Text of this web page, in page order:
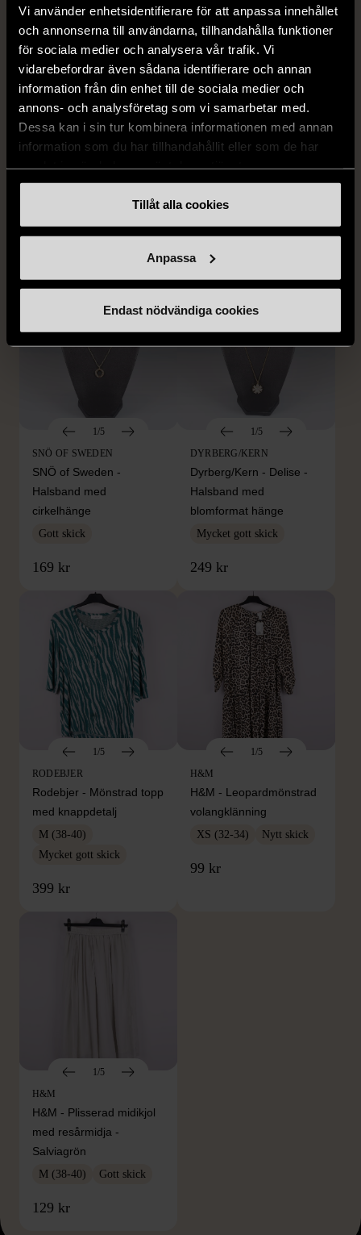
Vi använder enhetsidentifierare för att anpassa innehållet
och annonserna till användarna, tillhandahålla funktioner
för sociala medier och analysera vår trafik. Vi
vidarebefordrar även sådana identifierare och annan
information från din enhet till de sociala medier och
annons- och analysföretag som vi samarbetar med.
Dessa kan i sin tur kombinera informationen med annan
information som du har tillhandahållit eller som de har
Tillåt alla cookies
Anpassa
Endast nödvändiga cookies
1/5
& OTHER STORIES
& Other Stories -
Klassiska raka byxor
linneblandning
1/5
EDBLAD
Edblad - Glow - Armband
Mycket gott skick
129 kr
1/5
SNÖ OF SWEDEN
SNÖ of Sweden -
Halsband med
cirkelhänge
Gott skick
169 kr
1/5
DYRBERG/KERN
Dyrberg/Kern - Delise -
Halsband med
blomformat hänge
Mycket gott skick
249 kr
1/5
RODEBJER
Rodebjer - Mönstrad topp
med knappdetalj
M (38-40)
Mycket gott skick
399 kr
1/5
H&M
H&M - Leopardmönstrad
volangklänning
XS (32-34) Nytt skick
99 kr
1/5
H&M
H&M - Plisserad midikjol
med resårmidja -
Salviagrön
M (38-40) Gott skick
129 kr